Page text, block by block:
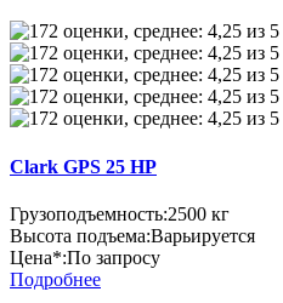
Clark GPS 25 HP
Грузоподъемность:2500 кг
Высота подъема:Варьируется
Цена*:По запросу
Подробнее